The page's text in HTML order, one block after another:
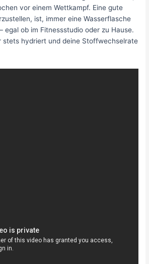
vor einem Wettkampf. Eine gute
ist, immer eine Wasserflasche
egal ob im Fitnessstudio oder zu Hause.
stets hydriert und deine Stoffwechselrate